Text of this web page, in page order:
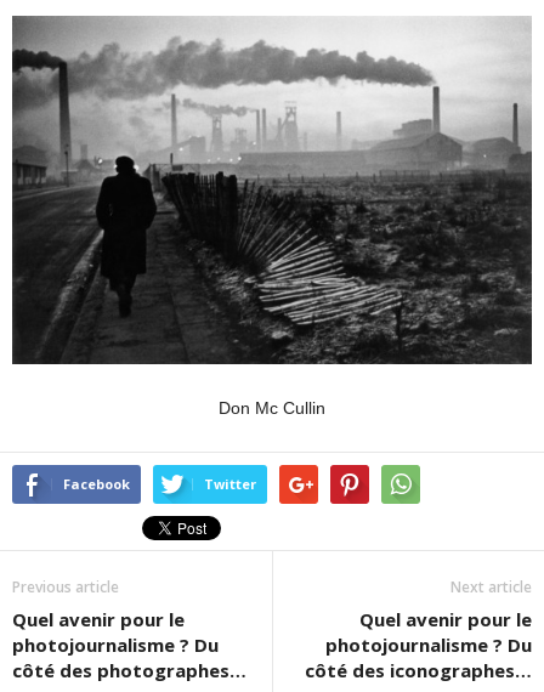
Don Mc Cullin
Facebook Twitter
Previous article
Quel avenir pour le
photojournalisme ? Du
côté des photographes…
Next article
Quel avenir pour le
photojournalisme ? Du
côté des iconographes…